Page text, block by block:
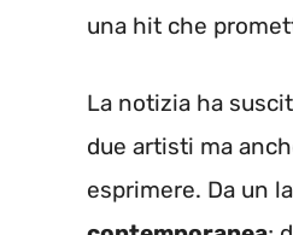
una hit che
La notizia ha
due artisti ma
esprimere. Da un